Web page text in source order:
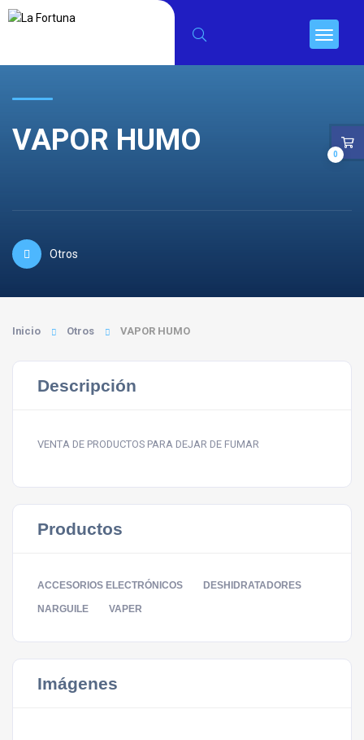
VAPOR HUMO
Otros
Inicio Otros VAPOR HUMO
Descripción
VENTA DE PRODUCTOS PARA DEJAR DE FUMAR
Productos
ACCESORIOS ELECTRÓNICOS DESHIDRATADORES
NARGUILE VAPER
Imágenes
0